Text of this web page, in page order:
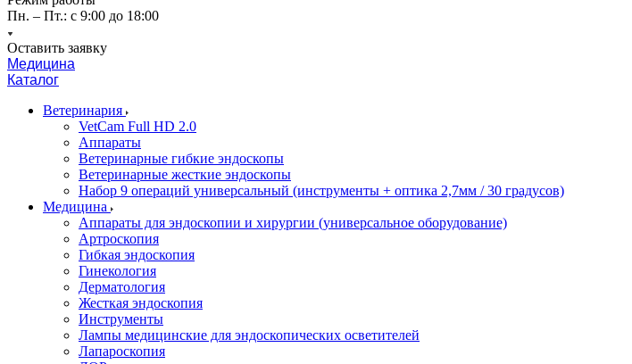
Пн. – Пт.: с 9:00 до 18:00
Оставить заявку
Медицина
Каталог
Ветеринария
VetCam Full HD 2.0
Аппараты
Ветеринарные гибкие эндоскопы
Ветеринарные жесткие эндоскопы
Набор 9 операций универсальный (инструменты + оптика 2,7мм / 30 градусов)
Медицина
Аппараты для эндоскопии и хирургии (универсальное оборудование)
Артроскопия
Гибкая эндоскопия
Гинекология
Дерматология
Жесткая эндоскопия
Инструменты
Лампы медицинские для эндоскопических осветителей
Лапароскопия